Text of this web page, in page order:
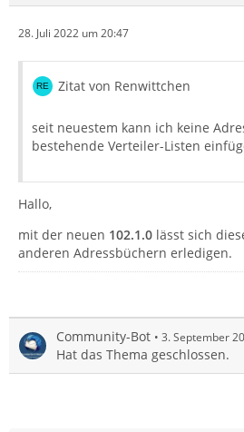
28. Juli 2022 um 20:47
Zitat von Renwittchen
seit neuestem kann ich keine
bestehende Verteiler-Listen
Hallo,
mit der neuen 102.1.0 lässt sich
anderen Adressbüchern erledigen.
Community-Bot 3. September
Hat das Thema geschlossen.